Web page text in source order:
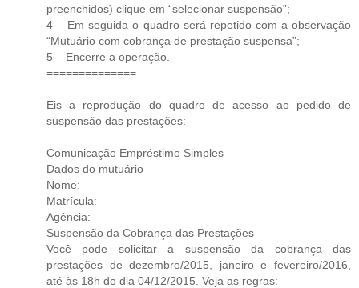
preenchidos) clique em “selecionar suspensão”;
4 – Em seguida o quadro será repetido com a observação
“Mutuário com cobrança de prestação suspensa”;
5 – Encerre a operação.
==============
Eis a reprodução do quadro de acesso ao pedido de
suspensão das prestações:
Comunicação Empréstimo Simples
Dados do mutuário
Nome:
Matrícula:
Agência:
Suspensão da Cobrança das Prestações
Você pode solicitar a suspensão da cobrança das
prestações de dezembro/2015, janeiro e fevereiro/2016,
até às 18h do dia 04/12/2015. Veja as regras: